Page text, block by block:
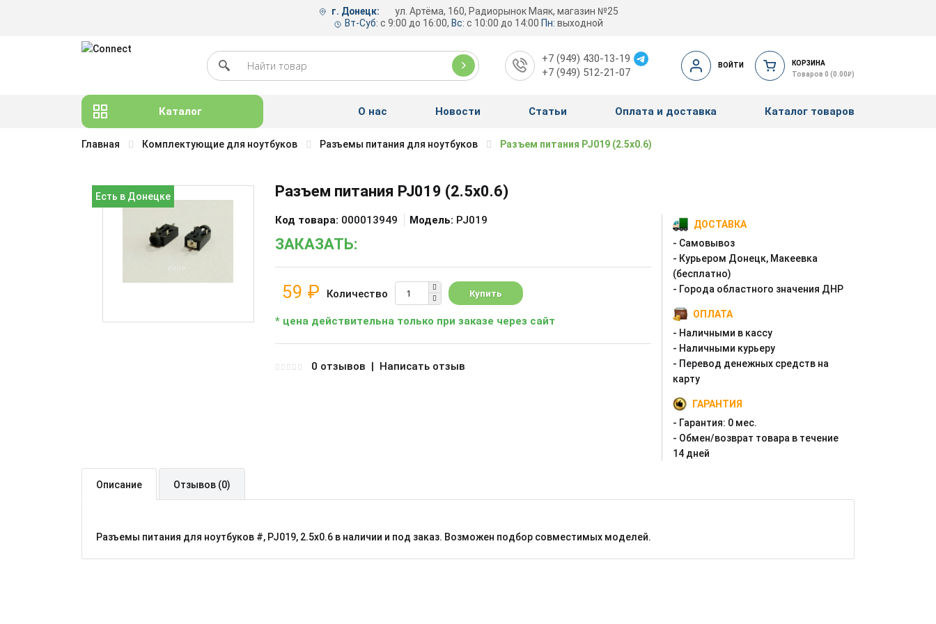
г. Донецк:
ул. Артёма, 160, Радиорынок Маяк, магазин №25
Вт-Суб: с 9:00 до 16:00, Вс: с 10:00 до 14:00 Пн: выходной
+7 (949) 430-13-19
+7 (949) 512-21-07
ВОЙТИ
КОРЗИНА
Товаров 0 (0.00₽)
Каталог О нас Новости Статьи Оплата и доставка Каталог товаров
Главная Комплектующие для ноутбуков Разъемы питания для ноутбуков Разъем питания PJ019 (2.5x0.6)
Есть в Донецке Разъем питания PJ019 (2.5x0.6)
Код товара: 000013949 Модель: PJ019
ЗАКАЗАТЬ:
59 ₽ Количество
* цена действительна только при заказе через сайт
0 отзывов | Написать отзыв
ДОСТАВКА
- Самовывоз
- Курьером Донецк, Макеевка
(бесплатно)
- Города областного значения ДНР
ОПЛАТА
- Наличными в кассу
- Наличными курьеру
- Перевод денежных средств на
карту
ГАРАНТИЯ
- Гарантия: 0 мес.
- Oбмен/возврат товара в течение
14 дней
Описание Отзывов (0)
Разъемы питания для ноутбуков #, PJ019, 2.5x0.6 в наличии и под заказ. Возможен подбор совместимых моделей.